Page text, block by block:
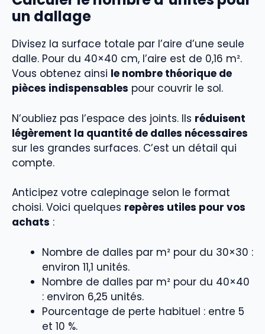
un dallage
Divisez la surface totale par l’aire d’une seule
dalle. Pour du 40×40 cm, l’aire est de 0,16 m².
Vous obtenez ainsi le nombre théorique de
pièces indispensables pour couvrir le sol.
N’oubliez pas l’espace des joints. Ils réduisent
légèrement la quantité de dalles nécessaires
sur les grandes surfaces. C’est un détail qui
compte.
Anticipez votre calepinage selon le format
choisi. Voici quelques repères utiles pour vos
achats :
Nombre de dalles par m² pour du 30×30 :
environ 11,1 unités.
Nombre de dalles par m² pour du 40×40
: environ 6,25 unités.
Pourcentage de perte habituel : entre 5
et 10 %.